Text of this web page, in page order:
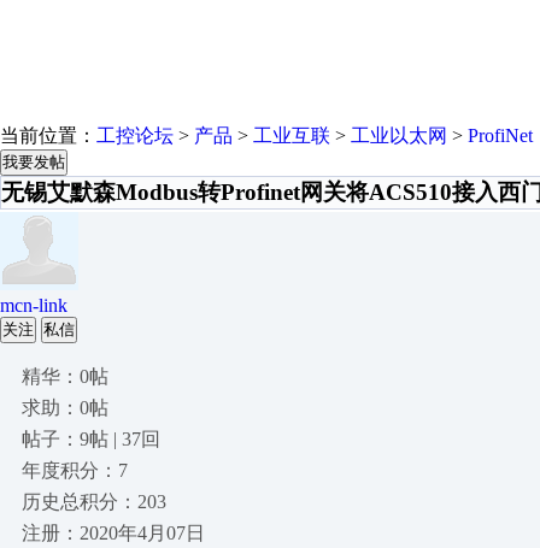
当前位置： 工控论坛 > 产品 > 工业互联 > 工业以太网 > ProfiNet
我要发帖
无锡艾默森Modbus转Profinet网关将ACS510接入西
mcn-link
关注 私信
精华：0帖
求助：0帖
帖子：9帖 | 37回
年度积分：7
历史总积分：203
注册：2020年4月07日